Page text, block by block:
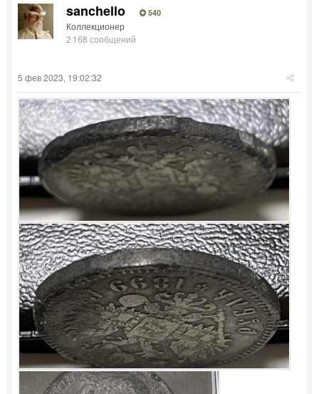
sanchello 540
Коллекционер
2 168 сообщений
5 фев 2023, 19:02:32